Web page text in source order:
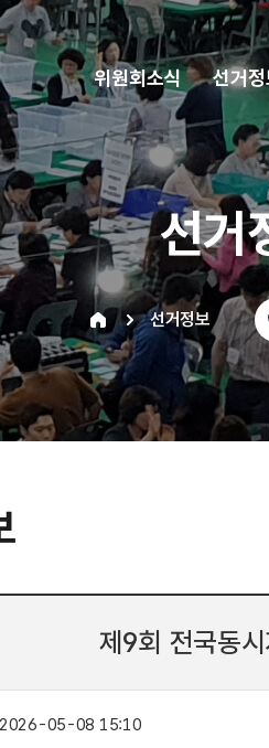
위원회소식 선거
선거
선거정보
제9회 전국동
2026-05-08 15:10